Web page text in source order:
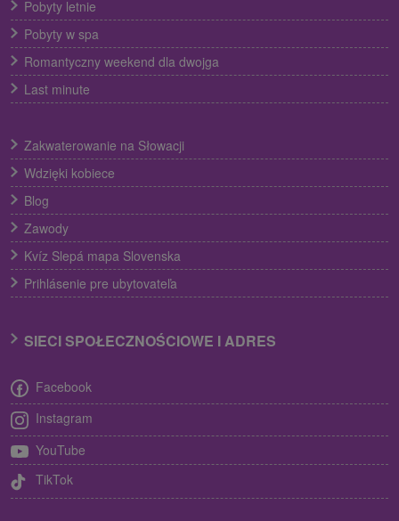
Pobyty letnie
Pobyty w spa
Romantyczny weekend dla dwojga
Last minute
Zakwaterowanie na Słowacji
Wdzięki kobiece
Blog
Zawody
Kvíz Slepá mapa Slovenska
Prihlásenie pre ubytovateľa
SIECI SPOŁECZNOŚCIOWE I ADRES
Facebook
Instagram
YouTube
TikTok